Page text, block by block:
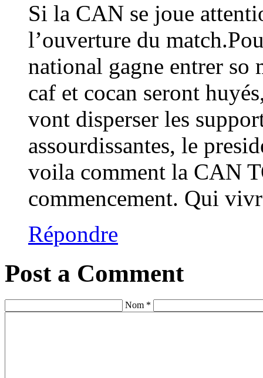
Si la CAN se joue
l’ouverture du
national gagne entrer
caf et cocan seront
vont disperser les
assourdissantes, le
voila comment la CAN
commencement. Qui
Répondre
Post a Comment
Nom *